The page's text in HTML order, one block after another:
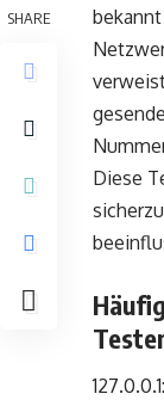
SHARE
Diese